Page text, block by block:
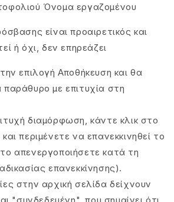
Όνομα εργαζομένου
είναι προαιρετικός και
ή όχι, δεν επηρεάζει
επιλογή Αποθήκευση και θα
παράθυρο με επιτυχία στη
διαμόρφωση, κάντε κλικ στο
περιμένετε να επανεκκινηθεί το
απενεργοποιήσετε κατά τη
επανεκκίνησης).
στην αρχική σελίδα δείχνουν